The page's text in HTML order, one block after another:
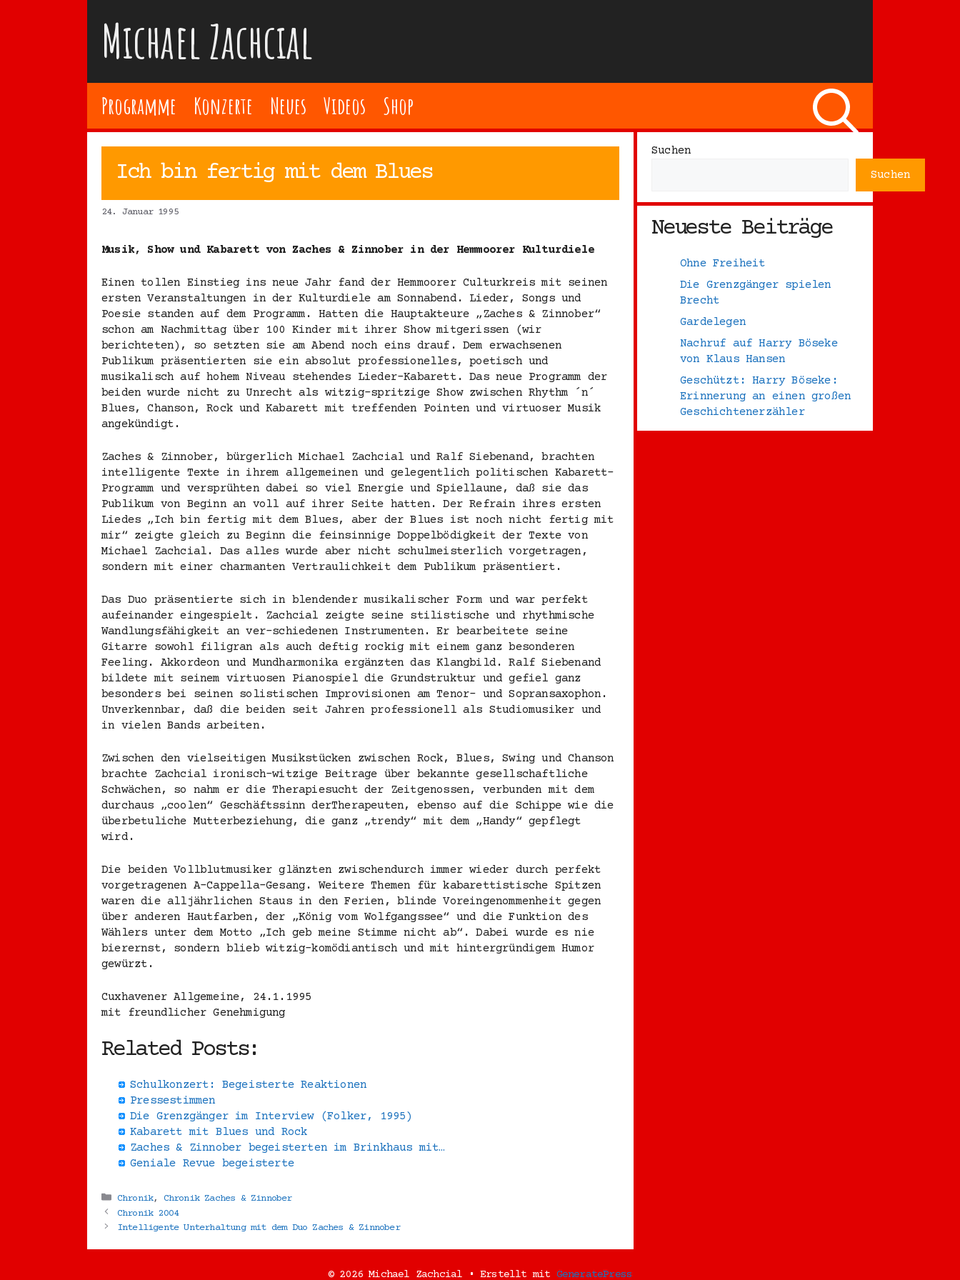
Michael Zachcial
Programme Konzerte Neues Videos Shop
Ich bin fertig mit dem Blues
24. Januar 1995
Musik, Show und Kabarett von Zaches & Zinnober in der Hemmoorer Kulturdiele
Einen tollen Einstieg ins neue Jahr fand der Hemmoorer Culturkreis mit seinen
ersten Veranstaltungen in der Kulturdiele am Sonnabend. Lieder, Songs und
Poesie standen auf dem Programm. Hatten die Hauptakteure „Zaches & Zinnober“
schon am Nachmittag über 100 Kinder mit ihrer Show mitgerissen (wir
berichteten), so setzten sie am Abend noch eins drauf. Dem erwachsenen
Publikum präsentierten sie ein absolut professionelles, poetisch und
musikalisch auf hohem Niveau stehendes Lieder-Kabarett. Das neue Programm der
beiden wurde nicht zu Unrecht als witzig-spritzige Show zwischen Rhythm ´n´
Blues, Chanson, Rock und Kabarett mit treffenden Pointen und virtuoser Musik
angekündigt.
Zaches & Zinnober, bürgerlich Michael Zachcial und Ralf Siebenand, brachten
intelligente Texte in ihrem allgemeinen und gelegentlich politischen Kabarett-
Programm und versprühten dabei so viel Energie und Spiellaune, daß sie das
Publikum von Beginn an voll auf ihrer Seite hatten. Der Refrain ihres ersten
Liedes „Ich bin fertig mit dem Blues, aber der Blues ist noch nicht fertig mit
mir“ zeigte gleich zu Beginn die feinsinnige Doppelbödigkeit der Texte von
Michael Zachcial. Das alles wurde aber nicht schulmeisterlich vorgetragen,
sondern mit einer charmanten Vertraulichkeit dem Publikum präsentiert.
Das Duo präsentierte sich in blendender musikalischer Form und war perfekt
aufeinander eingespielt. Zachcial zeigte seine stilistische und rhythmische
Wandlungsfähigkeit an ver-schiedenen Instrumenten. Er bearbeitete seine
Gitarre sowohl filigran als auch deftig rockig mit einem ganz besonderen
Feeling. Akkordeon und Mundharmonika ergänzten das Klangbild. Ralf Siebenand
bildete mit seinem virtuosen Pianospiel die Grundstruktur und gefiel ganz
besonders bei seinen solistischen Improvisionen am Tenor- und Sopransaxophon.
Unverkennbar, daß die beiden seit Jahren professionell als Studiomusiker und
in vielen Bands arbeiten.
Zwischen den vielseitigen Musikstücken zwischen Rock, Blues, Swing und Chanson
brachte Zachcial ironisch-witzige Beitrage über bekannte gesellschaftliche
Schwächen, so nahm er die Therapiesucht der Zeitgenossen, verbunden mit dem
durchaus „coolen“ Geschäftssinn derTherapeuten, ebenso auf die Schippe wie die
überbetuliche Mutterbeziehung, die ganz „trendy“ mit dem „Handy“ gepflegt
wird.
Die beiden Vollblutmusiker glänzten zwischendurch immer wieder durch perfekt
vorgetragenen A-Cappella-Gesang. Weitere Themen für kabarettistische Spitzen
waren die alljährlichen Staus in den Ferien, blinde Voreingenommenheit gegen
über anderen Hautfarben, der „König vom Wolfgangssee“ und die Funktion des
Wählers unter dem Motto „Ich geb meine Stimme nicht ab“. Dabei wurde es nie
bierernst, sondern blieb witzig-komödiantisch und mit hintergründigem Humor
gewürzt.
Cuxhavener Allgemeine, 24.1.1995
mit freundlicher Genehmigung
Related Posts:
Schulkonzert: Begeisterte Reaktionen
Pressestimmen
Die Grenzgänger im Interview (Folker, 1995)
Kabarett mit Blues und Rock
Zaches & Zinnober begeisterten im Brinkhaus mit…
Geniale Revue begeisterte
Kategorien
Chronik, Chronik Zaches & Zinnober
Chronik 2004
Intelligente Unterhaltung mit dem Duo Zaches & Zinnober
Suchen
Suchen
Neueste Beiträge
Ohne Freiheit
Die Grenzgänger spielen
Brecht
Gardelegen
Nachruf auf Harry Böseke
von Klaus Hansen
Geschützt: Harry Böseke:
Erinnerung an einen großen
Geschichtenerzähler
© 2026 Michael Zachcial • Erstellt mit GeneratePress